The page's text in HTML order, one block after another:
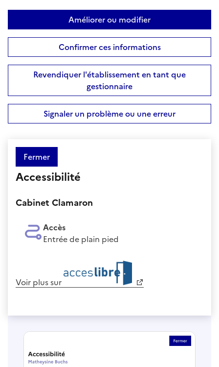
Améliorer ou modifier
Confirmer ces informations
Revendiquer l'établissement en tant que
gestionnaire
Signaler un problème ou une erreur
Fermer
Accessibilité
Cabinet Clamaron
Accès
Entrée de plain pied
Voir plus sur